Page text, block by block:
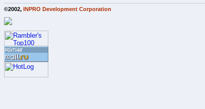
©2002, INPRO Development Corporation